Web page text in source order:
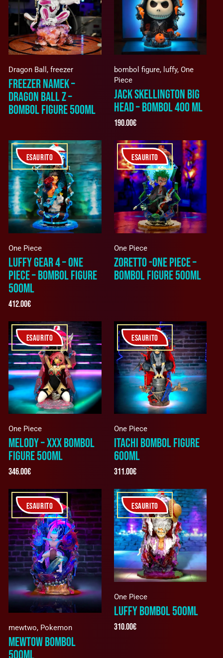
Dragon Ball , freezer
FREEZER NAMEK –
DRAGON BALL Z –
BOMBOL FIGURE 500ML
bombol figure, luffy, One
Piece
JACK SKELLINGTON BIG
HEAD – BOMBOL 400 ML
190.00€
ESAURITO
One Piece
LUFFY GEAR 4 – ONE
PIECE – BOMBOL FIGURE
500ML
412.00€
ESAURITO
One Piece
ZORETTO -ONE PIECE –
BOMBOL FIGURE 500ML
ESAURITO
One Piece
MELODY – XXX BOMBOL
FIGURE 500ML
346.00€
ESAURITO
One Piece
ITACHI BOMBOL FIGURE
600ML
311.00€
ESAURITO
mewtwo, Pokemon
MEWTOW BOMBOL
ESAURITO
One Piece
LUFFY BOMBOL 500ML
310.00€